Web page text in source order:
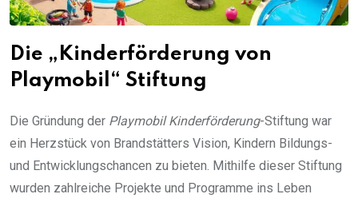
Die „Kinderförderung von
Playmobil“ Stiftung
Die Gründung der Playmobil Kinderförderung-Stiftung war
ein Herzstück von Brandstätters Vision, Kindern Bildungs-
und Entwicklungschancen zu bieten. Mithilfe dieser Stiftung
wurden zahlreiche Projekte und Programme ins Leben